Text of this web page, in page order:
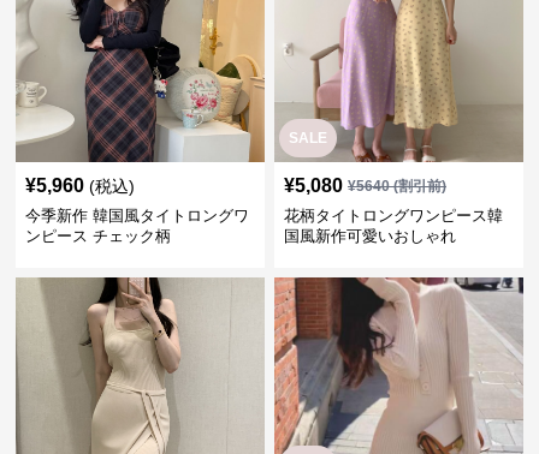
¥5,960 (税込)
今季新作 韓国風タイトロングワ
ンピース チェック柄
SALE
¥5,080 ¥5640(割引前)
花柄タイトロングワンピース韓
国風新作可愛いおしゃれ